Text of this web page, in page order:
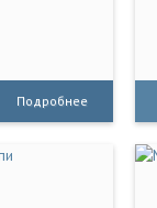
Подробнее